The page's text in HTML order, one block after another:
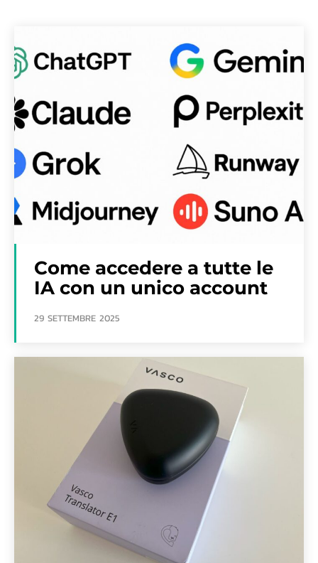
Come accedere a tutte le
IA con un unico account
29 SETTEMBRE 2025